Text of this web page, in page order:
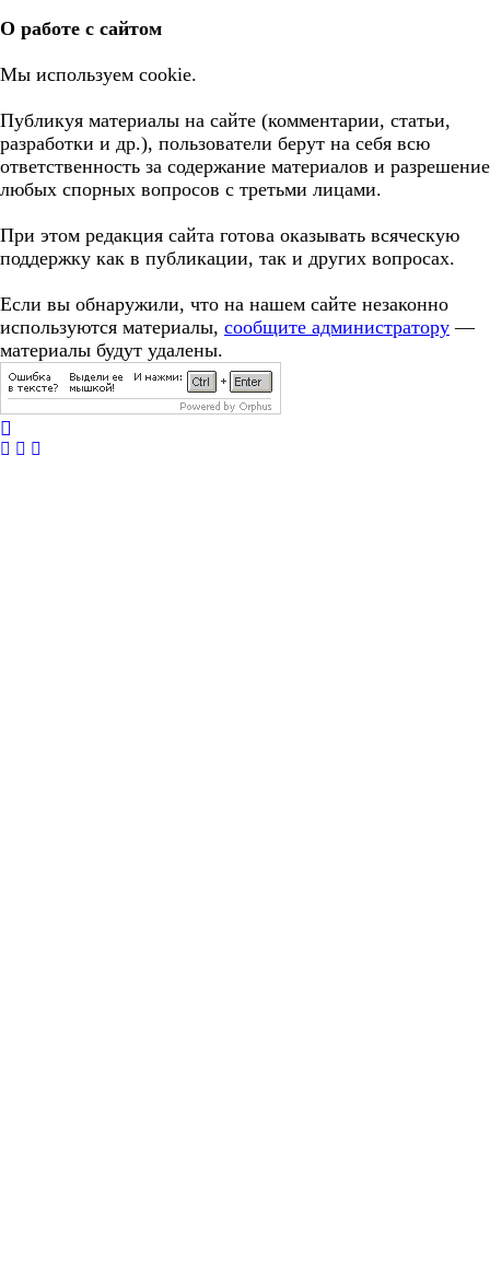
О работе с сайтом
Мы используем cookie.
Публикуя материалы на сайте (комментарии, статьи,
разработки и др.), пользователи берут на себя всю
ответственность за содержание материалов и разрешение
любых спорных вопросов с третьми лицами.
При этом редакция сайта готова оказывать всяческую
поддержку как в публикации, так и других вопросах.
Если вы обнаружили, что на нашем сайте незаконно
используются материалы, сообщите администратору —
материалы будут удалены.